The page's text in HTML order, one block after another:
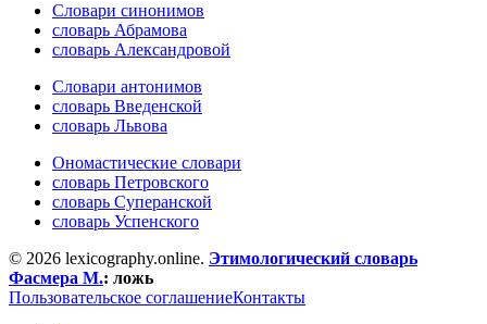
Словари синонимов
словарь Абрамова
словарь Александровой
Словари антонимов
словарь Введенской
словарь Львова
Ономастические словари
словарь Петровского
словарь Суперанской
словарь Успенского
© 2026 lexicography.online. Этимологический словарь
Фасмера М.: ложь
Пользовательское соглашениеКонтакты